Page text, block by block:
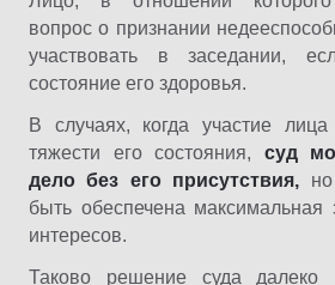
вопрос о признании
участвовать в заседании,
состояние его здоровья.
В случаях, когда участие
тяжести его состояния, суд
дело без его присутствия,
быть обеспечена
интересов.
Таково решение суда далеко